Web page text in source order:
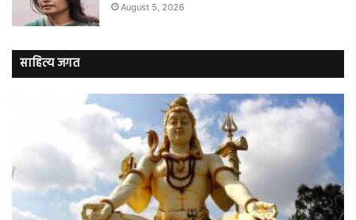
August 5, 2026
साहित्य जगत